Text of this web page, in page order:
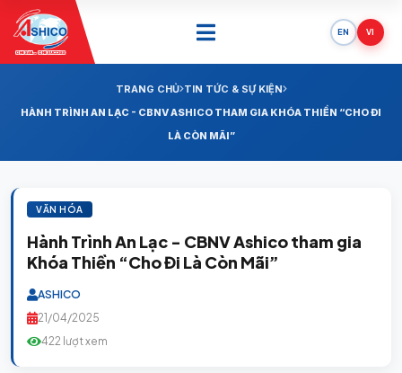
ONE SAIL - ONE SUCCESS
EN VI
TRANG CHỦ TIN TỨC & SỰ KIỆN
HÀNH TRÌNH AN LẠC - CBNV ASHICO THAM GIA KHÓA THIỀN “CHO ĐI
LÀ CÒN MÃI”
VĂN HÓA
Hành Trình An Lạc - CBNV Ashico tham gia
Khóa Thiền “Cho Đi Là Còn Mãi”
ASHICO
21/04/2025
422 lượt xem